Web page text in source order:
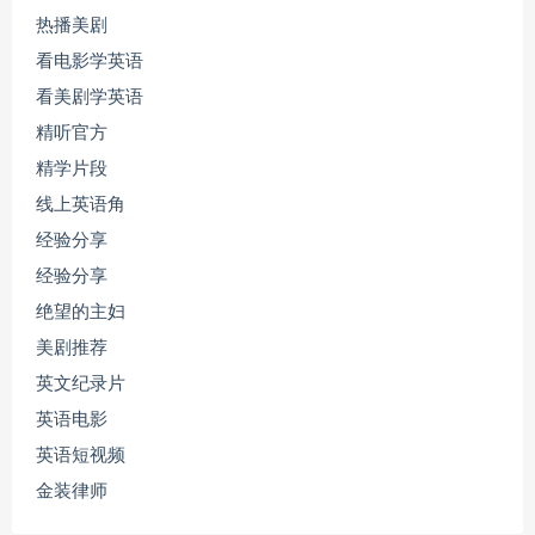
热播美剧
看电影学英语
看美剧学英语
精听官方
精学片段
线上英语角
经验分享
经验分享
绝望的主妇
美剧推荐
英文纪录片
英语电影
英语短视频
金装律师